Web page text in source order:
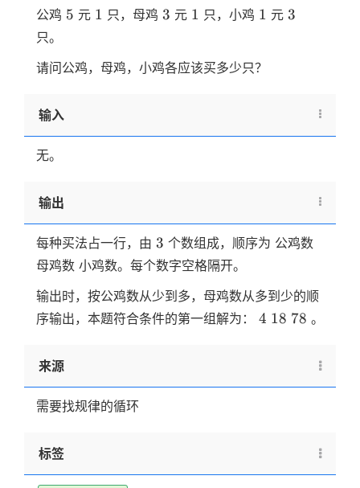
公鸡 5
5 元 1
1 只，母鸡 3
3 元 1
1 只，小鸡 1
1 元 3
3
只。
请问公鸡，母鸡，小鸡各应该买多少只？
输入
无。
输出
每种买法占一行，由 3
3 个数组成，顺序为 公鸡数
母鸡数 小鸡数。每个数字空格隔开。
输出时，按公鸡数从少到多，母鸡数从多到少的顺
序输出，本题符合条件的第一组解为： 4
4 18
18 78
78 。
来源
需要找规律的循环
标签